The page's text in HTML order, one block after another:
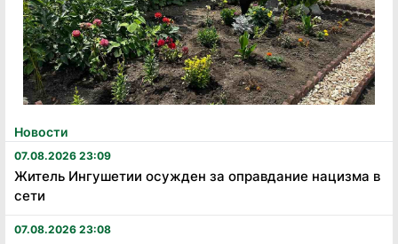
Новости
07.08.2026 23:09
Житель Ингушетии осужден за оправдание нацизма в
сети
07.08.2026 23:08